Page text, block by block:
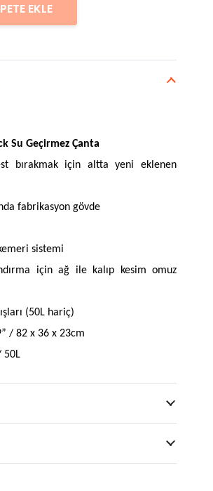
EKLE
Su Geçirmez Çanta
bırakmak için altta yeni eklenen
fabrikasyon gövde
sistemi
için ağ ile kalıp kesim omuz
(50L hariç)
/ 82 x 36 x 23cm
50L